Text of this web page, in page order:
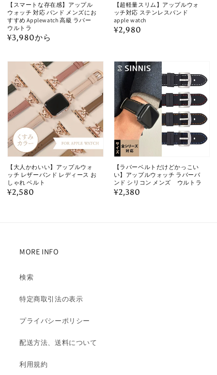
【スマートな存在感】アップル
ウォッチ 対応 バンド メンズにお
すすめ Applewatch 高級 ラバー
ウルトラ
通
価
¥3,980から
【超軽量スリム】アップルウォ
ッチ対応 ステンレスバンド
apple watch
通
格
¥2,980
【大人かわいい】アップルウォ
ッチ レザーバンド レディース お
しゃれ ベルト
通
¥2,580
【ラバーベルトだけどかっこい
い】アップルウォッチ ラバーバ
ンド シリコン メンズ ウルトラ
通
¥2,380
MORE INFO
検索
特定商取引法の表示
プライバシーポリシー
配送方法、送料について
利用規約